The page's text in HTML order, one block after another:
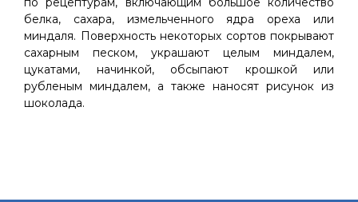
белка, сахара, измельченного ядра ореха или
миндаля. Поверхность некоторых сортов покрывают
сахарным песком, украшают целым миндалем,
цукатами, начинкой, обсыпают крошкой или
рубленым миндалем, а также наносят рисунок из
шоколада.